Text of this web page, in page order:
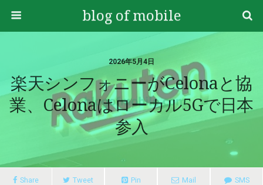
blog of mobile
2026年5月4日
楽天シンフォニーがCelonaと協
業、Celonaはローカル5Gで日本
参入
Share Tweet Pin Mail SMS